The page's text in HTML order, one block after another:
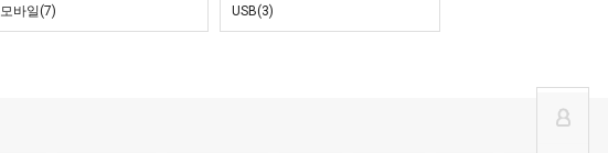
모바일(7) USB(3)